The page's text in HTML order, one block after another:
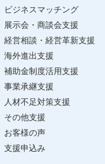
ビジネスマッチング
展示会・商談会支援
経営相談・経営革新支援
海外進出支援
補助金制度活用支援
事業承継支援
人材不足対策支援
その他支援
お客様の声
支援申込み